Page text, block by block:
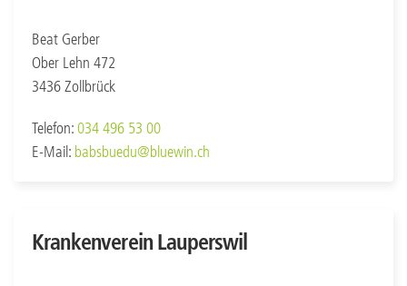
Beat Gerber
Ober Lehn 472
3436 Zollbrück
Telefon: 034 496 53 00
E-Mail: babsbuedu@bluewin.ch
Krankenverein Lauperswil